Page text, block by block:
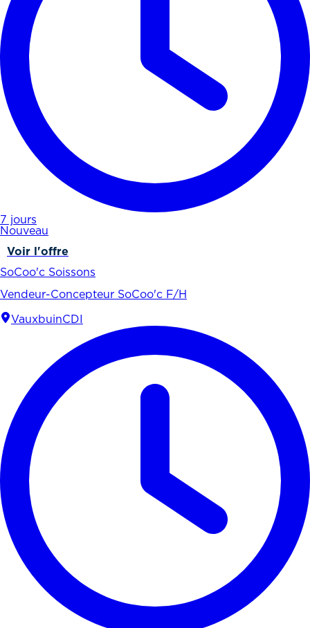
7 jours
Nouveau
Voir l'offre
SoCoo'c Soissons
Vendeur-Concepteur SoCoo'c F/H
VauxbuinCDI